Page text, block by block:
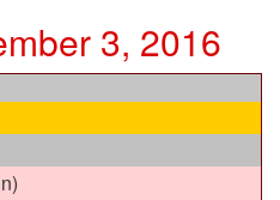
3, 2016